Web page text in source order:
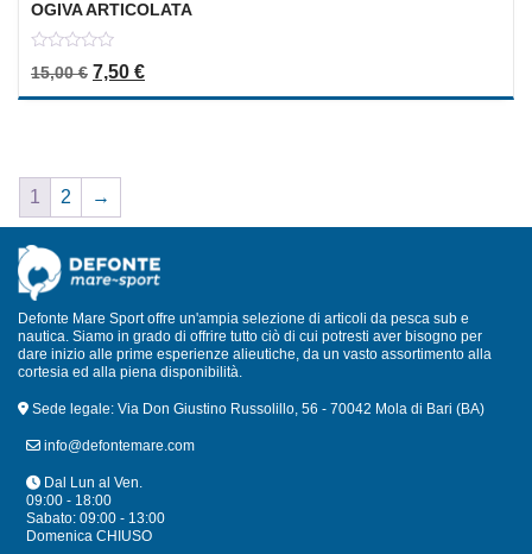
OGIVA ARTICOLATA
out
of
15,00€ Il prezzo originale era: 15,00 €.
7,50 €Il prezzo attuale è: 7,50 €.
1 2 →
Defonte Mare Sport offre un'ampia selezione di articoli da pesca sub e
nautica. Siamo in grado di offrire tutto ciò di cui potresti aver bisogno per
dare inizio alle prime esperienze alieutiche, da un vasto assortimento alla
cortesia ed alla piena disponibilità.
Sede legale: Via Don Giustino Russolillo, 56 - 70042 Mola di Bari (BA)
info@defontemare.com
Dal Lun al Ven.
09:00 - 18:00
Sabato: 09:00 - 13:00
Domenica CHIUSO